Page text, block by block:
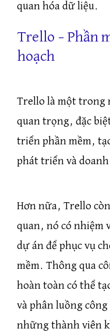
quan hóa dữ liệu.
Trello – Phần
hoạch
Trello là một trong
quan trọng, đặc
triển phần mềm,
phát triển và
Hơn nữa, Trello
quan, nó có nhiệm
dự án để phục vụ
mềm. Thông qua
hoàn toàn có thể
và phân luồng
những thành viên